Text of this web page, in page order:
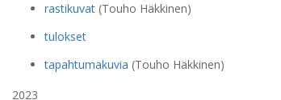
rastikuvat(Touho Häkkinen)
tulokset
tapahtumakuvia (Touho Häkkinen)
2023